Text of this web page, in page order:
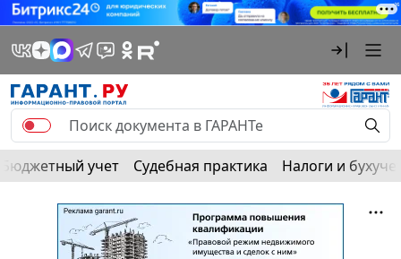
Бюджетный учет Судебная практика Налоги и